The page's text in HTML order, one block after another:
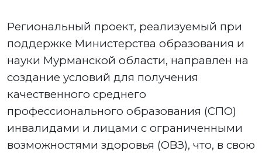
Региональный проект, реализуемый при
поддержке Министерства образования и
науки Мурманской области, направлен на
создание условий для получения
качественного среднего
профессионального образования (СПО)
инвалидами и лицами с ограниченными
возможностями здоровья (ОВЗ), что, в свою